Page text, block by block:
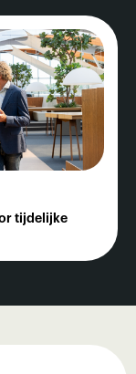
tijdelijke